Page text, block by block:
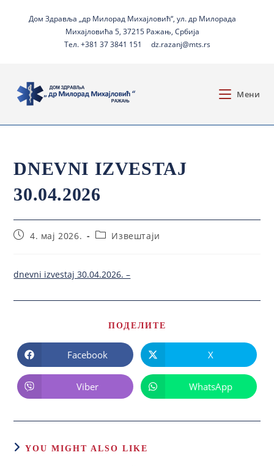
Дом Здравља „др Милорад Михајловић“, ул. др Милорада
Михајловића 5, 37215 Ражањ, Србија
Тел. +381 37 3841 151
dz.razanj@mts.rs
Мени
DNEVNI IZVESTAJ
30.04.2026
4. мај 2026. Извештаји
dnevni izvestaj 30.04.2026. –
ПОДЕЛИТЕ
Facebook X
Viber WhatsApp
YOU MIGHT ALSO LIKE